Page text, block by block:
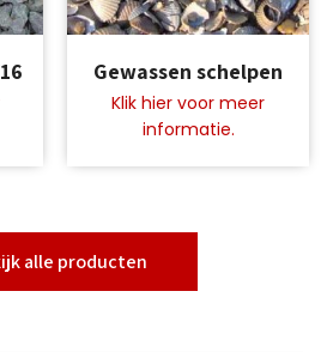
product
heeft
meerdere
kan
gekozen
Gewassen schelpen
alle producten